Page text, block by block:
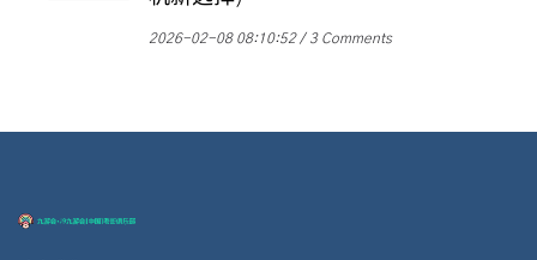
2026-02-08 08:10:52 3 Comments